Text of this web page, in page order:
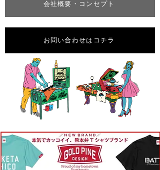
会社概要・コンセプト
お問い合わせはコチラ